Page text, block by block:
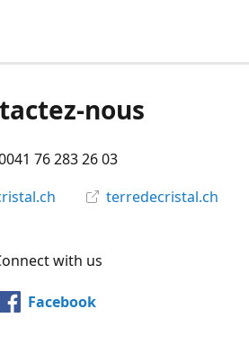
nous
76 283 26 03
terredecristal.ch
with us
Facebook